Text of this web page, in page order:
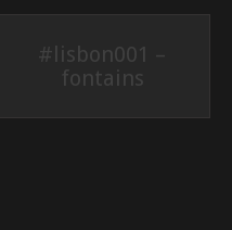
#lisbon001 –
fontains